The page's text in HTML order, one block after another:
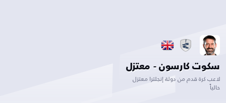
سكوت كارسون - معتزل
لاعب كرة قدم من دولة إنجلترا معتزل
حالياً